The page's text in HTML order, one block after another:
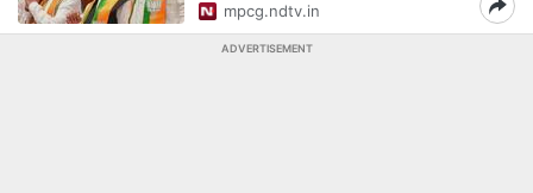
mpcg.ndtv.in
ADVERTISEMENT